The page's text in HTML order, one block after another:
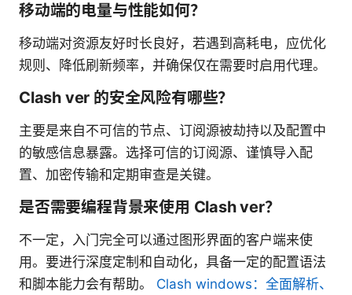
移动端的电量与性能如何？
移动端对资源友好时长良好，若遇到高耗电，应优化
规则、降低刷新频率，并确保仅在需要时启用代理。
Clash ver 的安全风险有哪些？
主要是来自不可信的节点、订阅源被劫持以及配置中
的敏感信息暴露。选择可信的订阅源、谨慎导入配
置、加密传输和定期审查是关键。
是否需要编程背景来使用 Clash ver？
不一定，入门完全可以通过图形界面的客户端来使
用。要进行深度定制和自动化，具备一定的配置语法
和脚本能力会有帮助。 Clash windows：全面解析、